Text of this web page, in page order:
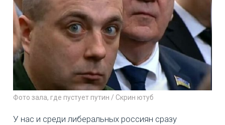
Фото зала, где пустует путин / Скрин ютуб
У нас и среди либеральных россиян сразу